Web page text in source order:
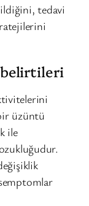
tedavi
belirtileri
üzüntü
ile